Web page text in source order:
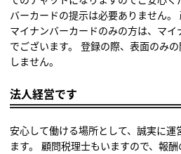
バーカードの提示は必要ありません
マイナンバーカードのみの方は、マ
でございます。 登録の際、表面のみ
しません。
法人経営です
安心して働ける場所として、誠実に
ます。 顧問税理士もいますので、報